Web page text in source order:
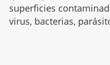
superficies
virus, bacterias,